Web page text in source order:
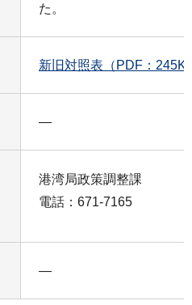
た。
新旧対照表（PDF：
―
港湾局政策調整課
電話：671-7165
―